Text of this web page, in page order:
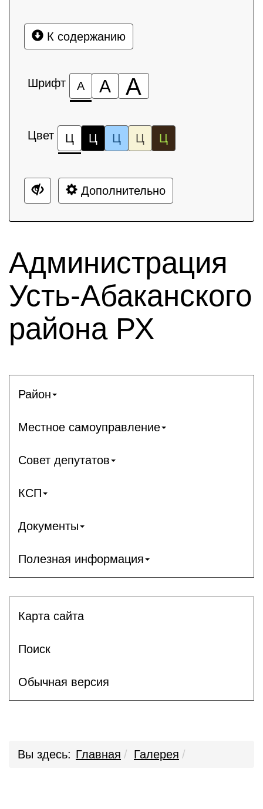
К содержанию
Шрифт А А А
Цвет Ц Ц Ц Ц Ц
Дополнительно
Администрация
Усть-Абаканского
района РХ
Район
Местное самоуправление
Совет депутатов
КСП
Документы
Полезная информация
Карта сайта
Поиск
Обычная версия
Вы здесь: Главная Галерея